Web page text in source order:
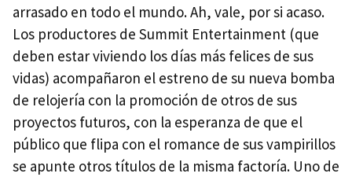
arrasado en todo el mundo. Ah, vale, por si acaso.
Los productores de Summit Entertainment (que
deben estar viviendo los días más felices de sus
vidas) acompañaron el estreno de su nueva bomba
de relojería con la promoción de otros de sus
proyectos futuros, con la esperanza de que el
público que flipa con el romance de sus vampirillos
se apunte otros títulos de la misma factoría. Uno de